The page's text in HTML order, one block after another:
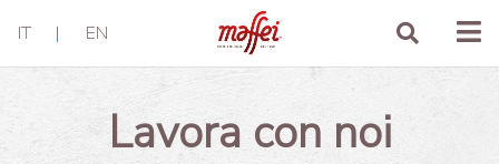
IT | EN
Lavora con noi